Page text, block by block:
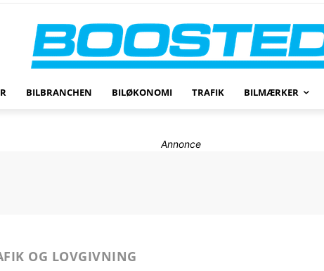
BILBRANCHEN BILØKONOMI TRAFIK BILMÆRKER
Annonce
OG LOVGIVNING